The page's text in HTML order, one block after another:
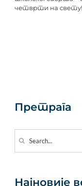
четврти на свету!
Претрага
for:
Најновије